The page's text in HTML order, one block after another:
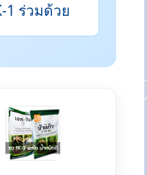
1 ร่วมด้วย